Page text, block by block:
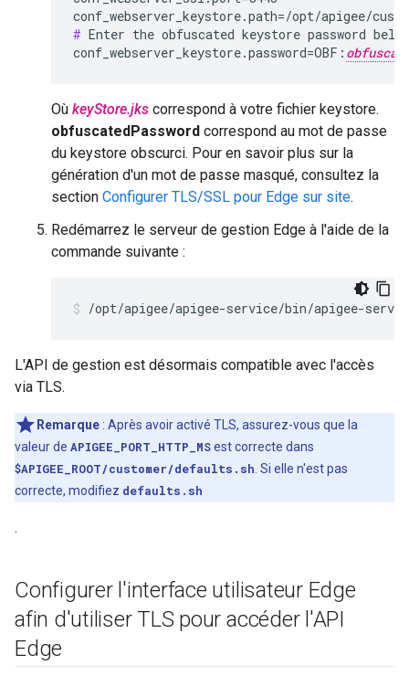
conf_webserver_keystore.path=/opt/apigee/
# Enter the obfuscated keystore password
conf_webserver_keystore.password=OBF:
Où keyStore.jks correspond à votre fichier keystore.
obfuscatedPassword correspond au mot de passe
du keystore obscurci. Pour en savoir plus sur la
génération d'un mot de passe masqué, consultez la
section Configurer TLS/SSL pour Edge sur site.
Redémarrez le serveur de gestion Edge à l'aide de la
commande suivante :
/opt/apigee/apigee-service/bin/apigee-
L'API de gestion est désormais compatible avec l'accès
via TLS.
Remarque : Après avoir activé TLS, assurez-vous que la
valeur de APIGEE_PORT_HTTP_MSest correcte dans
$APIGEE_ROOT/customer/defaults.sh . Si elle n'est pas
correcte, modifiez defaults.sh
.
Configurer l'interface utilisateur Edge
afin d'utiliser TLS pour accéder l'API
Edge